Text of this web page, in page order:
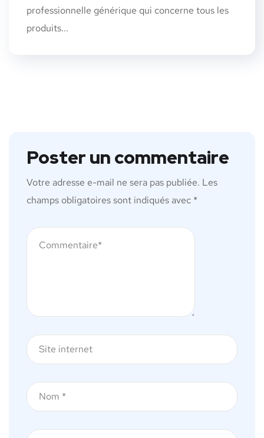
professionnelle générique qui concerne tous les
produits...
Poster un commentaire
Votre adresse e-mail ne sera pas publiée. Les
champs obligatoires sont indiqués avec *